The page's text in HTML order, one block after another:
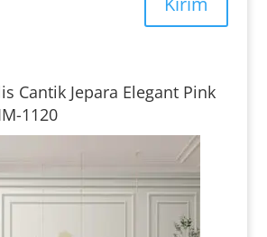
Cantik Jepara Elegant Pink
1120